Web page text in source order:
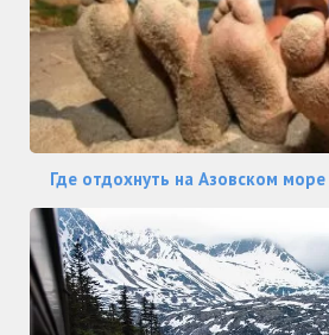
Где отдохнуть на Азовском